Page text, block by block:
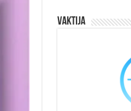
Vaktija